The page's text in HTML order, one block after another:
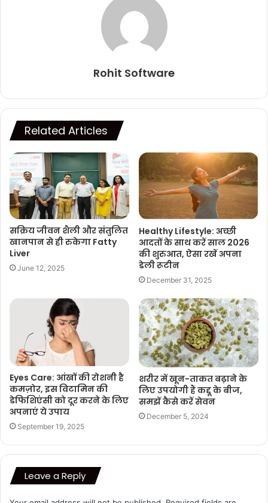
Rohit Software
Related Articles
सक्रिय जीवन शैली और संतुलित
खानपान से ही रुकेगा Fatty
Liver
June 12, 2025
Healthy Lifestyle: अच्छी
आदतों के साथ करें साल 2026
की शुरुआत, ऐसा रखें अपना
डेली रूटीन
December 31, 2025
Eyes Care: आंखों की रोशनी है
कमज़ोर, इस विटामिन की
डेफिशिएंसी को दूर करने के लिए
अपनाएं ये उपाय
September 19, 2025
शरीर में खून-ताकत बढ़ाने के
लिए उपयोगी हैं कद्दू के बीज,
समझें कैसे करें सेवन
December 5, 2024
Leave a Reply